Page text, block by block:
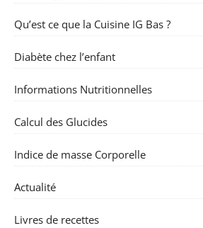
Qu’est ce que la Cuisine IG Bas ?
Diabète chez l’enfant
Informations Nutritionnelles
Calcul des Glucides
Indice de masse Corporelle
Actualité
Livres de recettes